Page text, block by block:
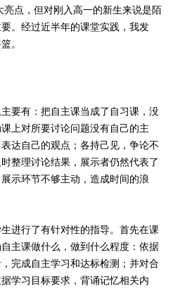
点，但对刚入高一的新生来说是陌
。经过近半年的课堂实践，我发
摇篮。
要有：把自主课当成了自习课，没
上对所要讨论问题没有自己的主
达自己的观点；各持己见，争论不
整理讨论结果，展示者仍然代表了
示环节不够主动，造成时间的浪
进行了有针对性的指导。首先在课
主课做什么，做到什么程度：依据
完成自主学习和达标检测；并对合
学习目标要求，背诵记忆相关内